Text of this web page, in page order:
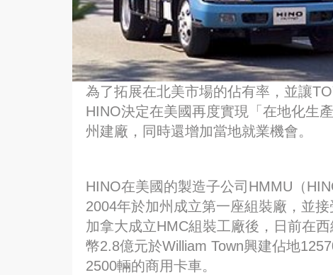
為了拓展在北美市場的佔有率，並讓
HINO決定在美國再度實現「在地化生
州建廠，同時還增加當地就業機會。
HINO在美國的製造子公司HMMU（
2004年於加州成立第一座組裝廠，並
加拿大成立HMC組裝工廠後，日前在
幣2.8億元於William Town興建佔地
2500輛的商用卡車。